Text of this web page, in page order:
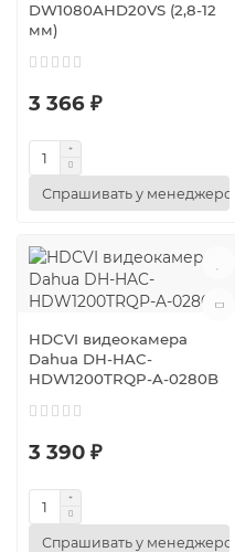
DW1080AHD20VS (2,8-12
мм)
3 366 ₽
Спрашивать у менеджеров
HDCVI видеокамера
Dahua DH-HAC-
HDW1200TRQP-A-0280B
3 390 ₽
Спрашивать у менеджеров